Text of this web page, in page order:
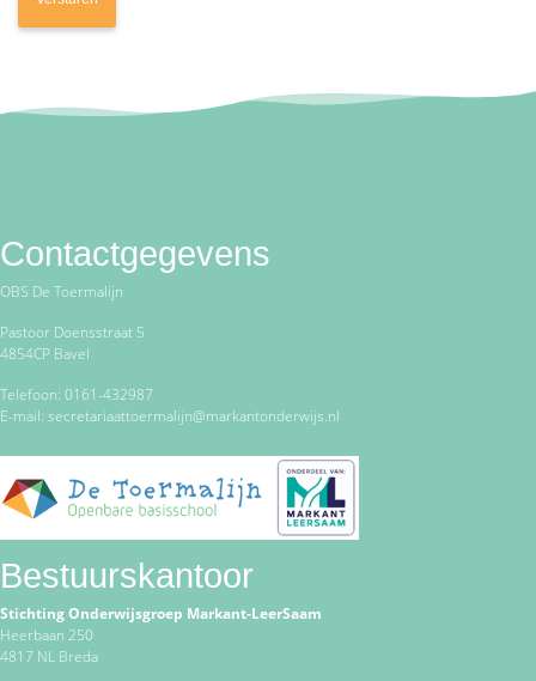
Contactgegevens
OBS De Toermalijn
Pastoor Doensstraat 5
4854CP Bavel
Telefoon: 0161-432987
E-mail: secretariaattoermalijn@markantonderwijs.nl
Bestuurskantoor
Stichting Onderwijsgroep Markant-LeerSaam
Heerbaan 250
4817 NL Breda